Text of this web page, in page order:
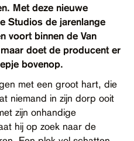
Met deze nieuwe
Studios de jarenlange
voort binnen de Van
doet de producent er
bovenop.
met een groot hart, die
niemand in zijn dorp ooit
zijn onhandige
hij op zoek naar de